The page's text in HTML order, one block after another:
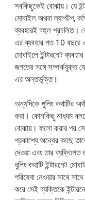
সবকিছুকেই বোঝায়। যে
মোবাইল অথবা ল্যাপটপ,
ব্যবহারই বহুল প্রচলিত।
এর ব্যবহার গত 10 বছরে
মোবাইলে ইন্টারনেট
জগতের সঙ্গে সম্পর্কযুক্ত
এর অন্তর্ভুক্ত।
অন্যদিকে পুলিং কথাটির
করা। কোনকিছু মাধ্যম
বোঝায়। ফলো করার পর
প্রকাশ্যে অন্যের কাছে
দেওয়া এবং তার ব্যক্তিগত
বুলিং কথাটি ইন্টারনেট
পরিষেবা নেওয়ার সাথে
করে সেই ব্যক্তিকে